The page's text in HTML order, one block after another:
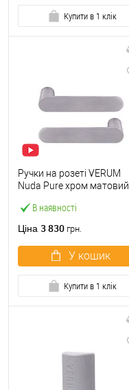
Купити в 1 клік
В наявності
Ручки на розеті VERUM
Nuda Pure хром матовий
Ціна 3 830 грн.
У кошик
Купити в 1 клік